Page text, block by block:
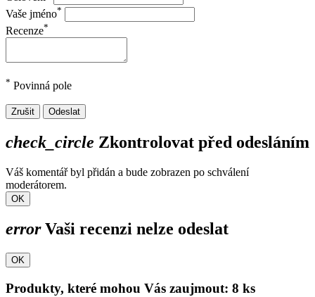
Vaše jméno*
Recenze*
* Povinná pole
Zrušit Odeslat
check_circle Zkontrolovat před odesláním
Váš komentář byl přidán a bude zobrazen po schválení
moderátorem.
OK
errorVaši recenzi nelze odeslat
OK
Produkty, které mohou Vás zaujmout: 8 ks